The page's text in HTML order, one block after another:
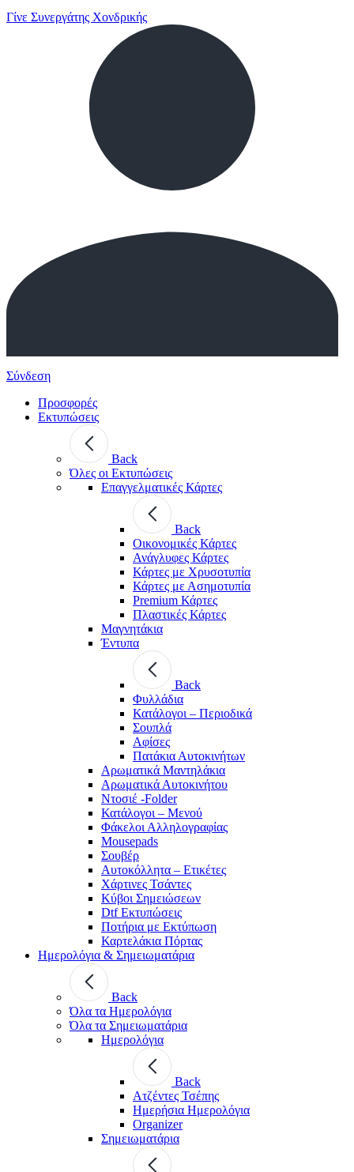
Γίνε Συνεργάτης Χονδρικής
Σύνδεση
Προσφορές
Εκτυπώσεις
Back
Όλες οι Εκτυπώσεις
Επαγγελματικές Κάρτες
Back
Οικονομικές Κάρτες
Ανάγλυφες Κάρτες
Κάρτες με Χρυσοτυπία
Κάρτες με Ασημοτυπία
Premium Κάρτες
Πλαστικές Κάρτες
Μαγνητάκια
Έντυπα
Back
Φυλλάδια
Κατάλογοι – Περιοδικά
Σουπλά
Αφίσες
Πατάκια Αυτοκινήτων
Αρωματικά Μαντηλάκια
Αρωματικά Αυτοκινήτου
Ντοσιέ -Folder
Κατάλογοι – Μενού
Φάκελοι Αλληλογραφίας
Mousepads
Σουβέρ
Αυτοκόλλητα – Ετικέτες
Χάρτινες Τσάντες
Κύβοι Σημειώσεων
Dtf Εκτυπώσεις
Ποτήρια με Εκτύπωση
Καρτελάκια Πόρτας
Ημερολόγια & Σημειωματάρια
Back
Όλα τα Ημερολόγια
Όλα τα Σημειωματάρια
Ημερολόγια
Back
Ατζέντες Τσέπης
Ημερήσια Ημερολόγια
Organizer
Σημειωματάρια